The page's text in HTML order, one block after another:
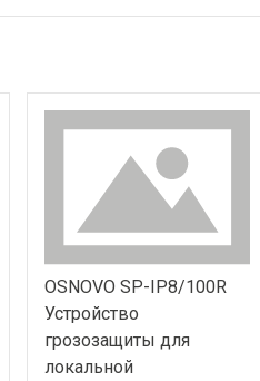
OSNOVO SP-IP8/100R
Устройство
грозозащиты для
локальной